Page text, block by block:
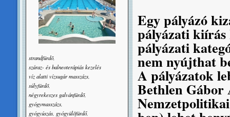
Egy pályázó
pályázati kiírás
pályázati
nem nyújthat
A pályázatok
Bethlen Gábor
strandfürdõ,
száraz- és balneoterápiás kezelés
víz alatti vízsugár masszázs,
súlyfürdõ,
négyrekeszes galvánfürdõ,
gyógymasszázs,
gyógyúszás, gyógyülõfürdő,